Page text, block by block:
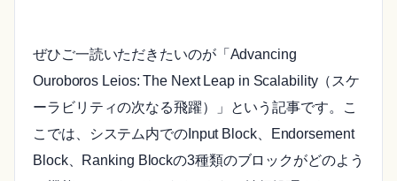
ぜひご一読いただきたいのが「Advancing
Ouroboros Leios: The Next Leap in Scalability（スケ
ーラビリティの次なる飛躍）」という記事です。こ
こでは、システム内でのInput Block、Endorsement
Block、Ranking Blockの3種類のブロックがどのよう